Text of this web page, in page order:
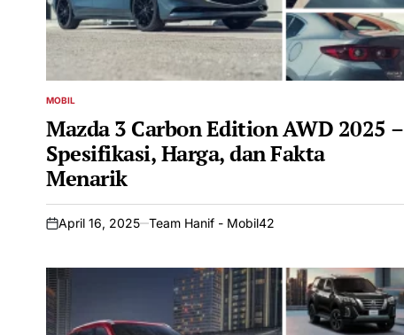
POSTED
MOBIL
Mazda 3 Carbon Edition AWD 2025 –
Spesifikasi, Harga, dan Fakta
Menarik
on
April 16, 2025 Team Hanif - Mobil42